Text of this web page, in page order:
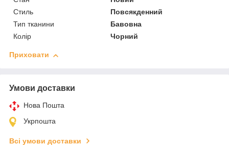
Стиль
Повсякденний
Тип тканини
Бавовна
Колір
Чорний
Приховати
Умови доставки
Нова Пошта
Укрпошта
Всі умови доставки